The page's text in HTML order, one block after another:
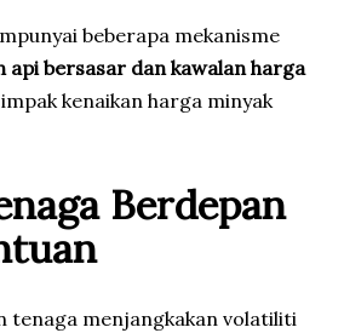
beberapa mekanisme
api bersasar dan kawalan harga
kenaikan harga minyak
Berdepan
tenaga menjangkakan volatiliti